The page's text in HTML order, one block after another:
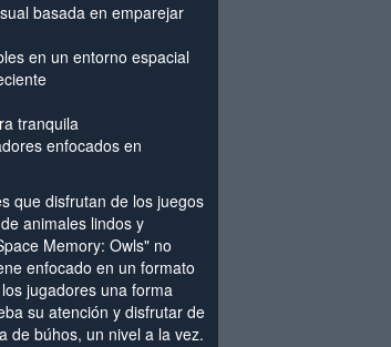
basada en emparejar
en un entorno espacial
tranquila
enfocados en
que disfrutan de los juegos
animales lindos y
Memory: Owls" no
enfocado en un formato
jugadores una forma
su atención y disfrutar de
de búhos, un nivel a la vez.